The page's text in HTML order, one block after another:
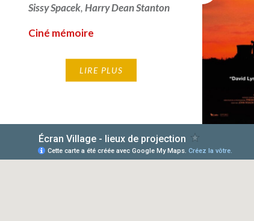
Sissy Spacek,Harry Dean Stanton
Ciné mémoire
LIRE PLUS